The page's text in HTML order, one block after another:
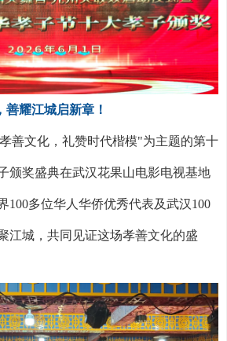
耀江城启新章！
善文化，礼赞时代楷模"为主题的第十
颁奖盛典在武汉花果山电影电视基地
100多位华人华侨优秀代表及武汉100
江城，共同见证这场孝善文化的盛